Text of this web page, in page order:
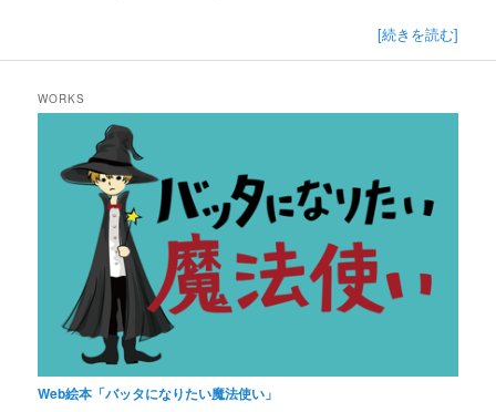
[続きを読む]
WORKS
Web絵本「バッタになりたい魔法使い」